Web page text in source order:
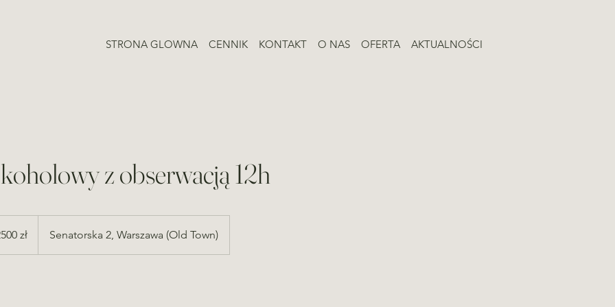
STRONA GLOWNA CENNIK KONTAKT O NAS OFERTA AKTUALNOŚCI
z obserwacją 12h
zł Senatorska 2, Warszawa (Old Town)